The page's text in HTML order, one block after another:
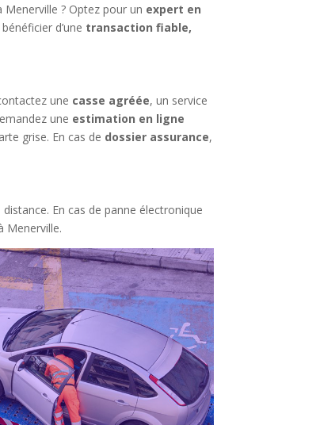
? Optez pour un expert en
d’une transaction fiable,
une casse agréée, un service
une estimation en ligne
grise. En cas de dossier assurance,
En cas de panne électronique
Menerville.